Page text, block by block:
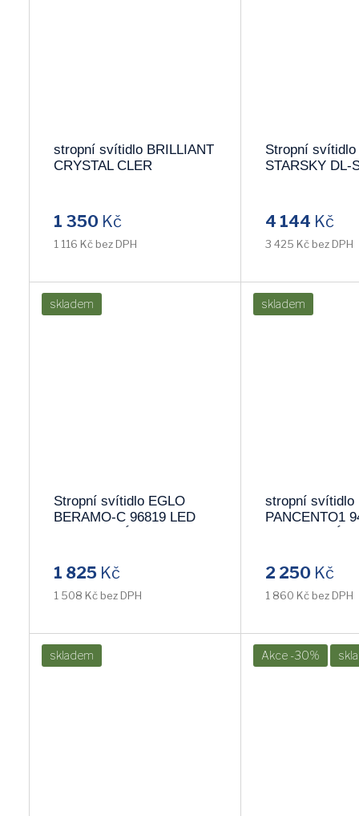
stropní svítidlo BRILLIANT
CRYSTAL CLER
1 350 Kč
1 116 Kč bez DPH
Stropní svítidlo
STARSKY DL-
4 144 Kč
3 425 Kč bez DPH
skladem
Stropní svítidlo EGLO
BERAMO-C 96819 LED
1 825 Kč
1 508 Kč bez DPH
skladem
stropní svítidlo
PANCENTO1
2 250 Kč
1 860 Kč bez DPH
skladem Akce -30%